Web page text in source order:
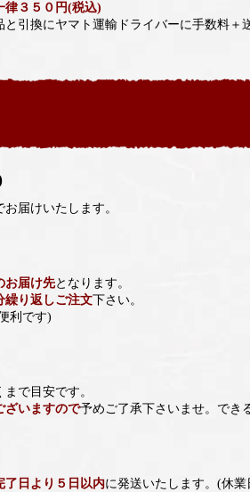
律３５０円(税込)
引換にヤマト運輸ドライバーに手数料＋
届けいたします。
お届け先となります。
繰り返しご注文下さい。
利です)
で目安です。
ざいますので予めご了承下さいませ。でき
了日より５日以内に発送いたします。(休業